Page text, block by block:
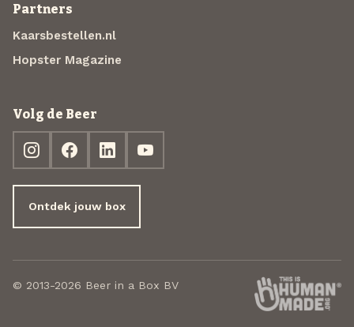
Partners
Kaarsbestellen.nl
Hopster Magazine
Volg de Beer
Ontdek jouw box
© 2013-2026 Beer in a Box BV